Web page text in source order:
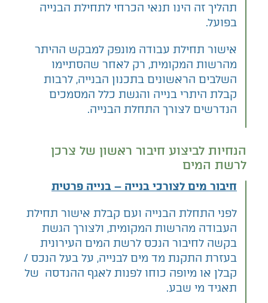
תהליך זה הינו תנאי הכרחי לתחילת הבנייה
בפועל.
אישור תחילת עבודה מונפק למבקש ההיתר
מהרשות המקומית, רק לאחר שהסתיימו
השלבים הראשונים בתכנון הבנייה, לרבות
קבלת היתרי בנייה והגשת כלל המסמכים
הנדרשים לצורך התחלת הבנייה.
הנחיות לביצוע חיבור ראשון של צרכן
לרשת המים
חיבור מים לצורכי בנייה – בנייה פרטית
לפני התחלת הבנייה ועם קבלת אישור תחילת
העבודה מהרשות המקומית, ולצורך הגשת
בקשה לחיבור הנכס לרשת המים העירונית
בעזרת התקנת מד מים לבנייה, על בעל הנכס /
קבלן או מיופה כוחו לפנות לאגף ההנדסה של
תאגיד מי שבע.